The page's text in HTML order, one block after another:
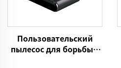
Пользовательский
пылесос для борьбы с